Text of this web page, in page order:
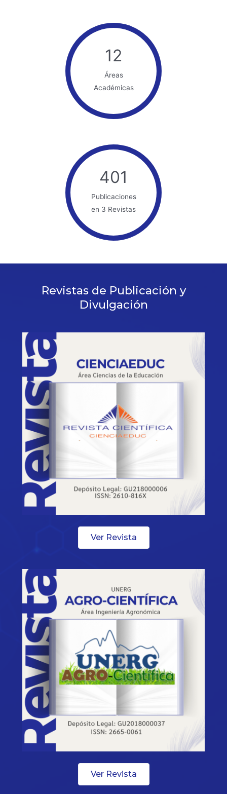
12
Áreas
Académicas
401
Publicaciones
en 3 Revistas
Revistas de Publicación y
Divulgación
Ver Revista
Ver Revista